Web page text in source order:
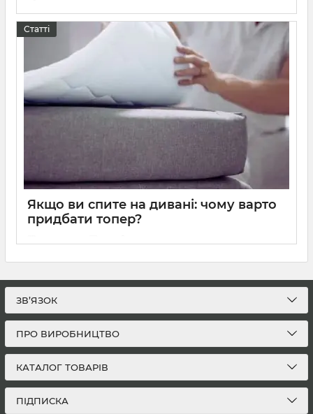
Як вибрати тканину для дивана
Статті
Якщо ви спите на дивані: чому варто
придбати топер?
ЗВ’ЯЗОК
ПРО ВИРОБНИЦТВО
КАТАЛОГ ТОВАРІВ
ПІДПИСКА